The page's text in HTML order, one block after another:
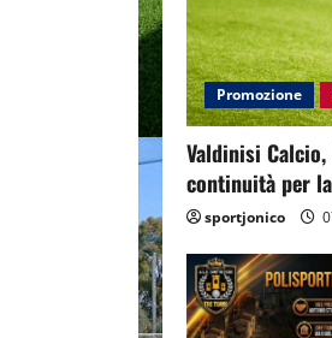
Promozione
Valdinisi
continuità per
sportjonico